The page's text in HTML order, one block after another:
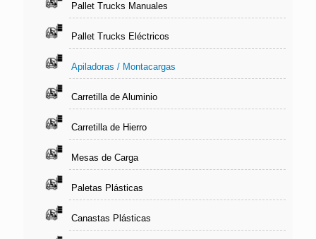
Pallet Trucks Manuales
Pallet Trucks Eléctricos
Apiladoras / Montacargas
Carretilla de Aluminio
Carretilla de Hierro
Mesas de Carga
Paletas Plásticas
Canastas Plásticas